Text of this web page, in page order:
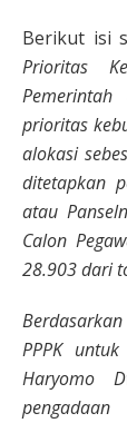
Berikut isi
Prioritas
prioritas
alokasi
ditetapkan
atau
Calon
28.903 dari
PPPK
Haryomo